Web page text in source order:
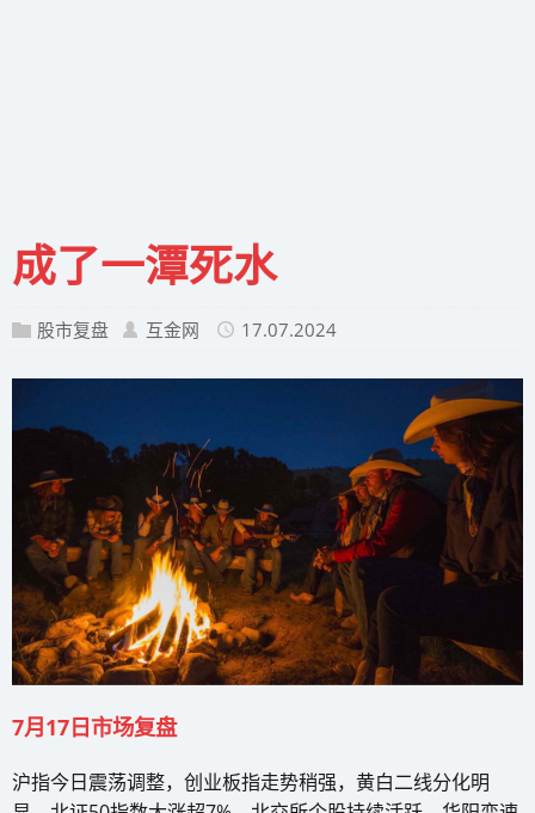
成了一潭死水
股市复盘 互金网 17.07.2024
7月17日市场复盘
沪指今日震荡调整，创业板指走势稍强，黄白二线分化明